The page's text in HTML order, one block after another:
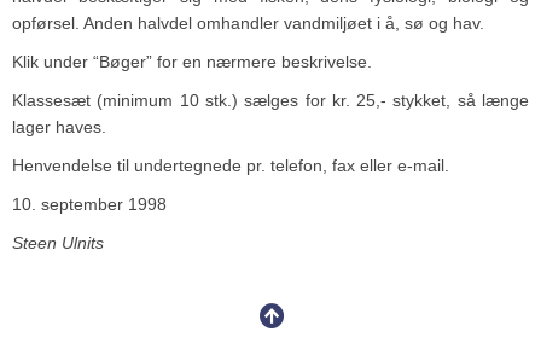
opførsel. Anden halvdel omhandler vandmiljøet i å, sø og hav.
Klik under “Bøger” for en nærmere beskrivelse.
Klassesæt (minimum 10 stk.) sælges for kr. 25,- stykket, så længe
lager haves.
Henvendelse til undertegnede pr. telefon, fax eller e-mail.
10. september 1998
Steen Ulnits